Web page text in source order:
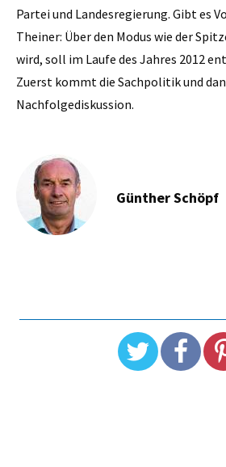
Partei und Landesregierung. Gibt es
Theiner: Über den Modus wie der
wird, soll im ­Laufe des Jahres 2012
Zuerst kommt die Sachpolitik und
Nachfolgediskussion.
Günther Schöpf